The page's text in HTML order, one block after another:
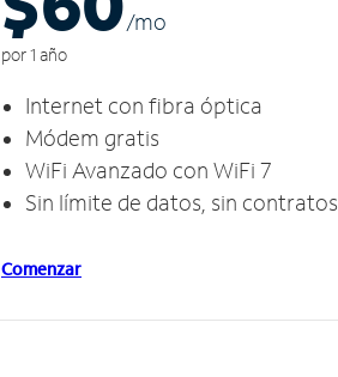
/mo
por 1 año
Internet con fibra óptica
Módem gratis
WiFi Avanzado con WiFi 7
Sin límite de datos, sin contratos
Comenzar